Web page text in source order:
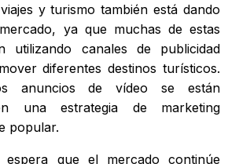
y turismo también está dando
ya que muchas de estas
utilizando canales de publicidad
diferentes destinos turísticos.
anuncios de vídeo se están
una estrategia de marketing
popular.
que el mercado continúe